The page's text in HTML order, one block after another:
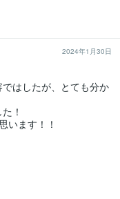
2024年1月30日
はしたが、とても分か
！
います！！